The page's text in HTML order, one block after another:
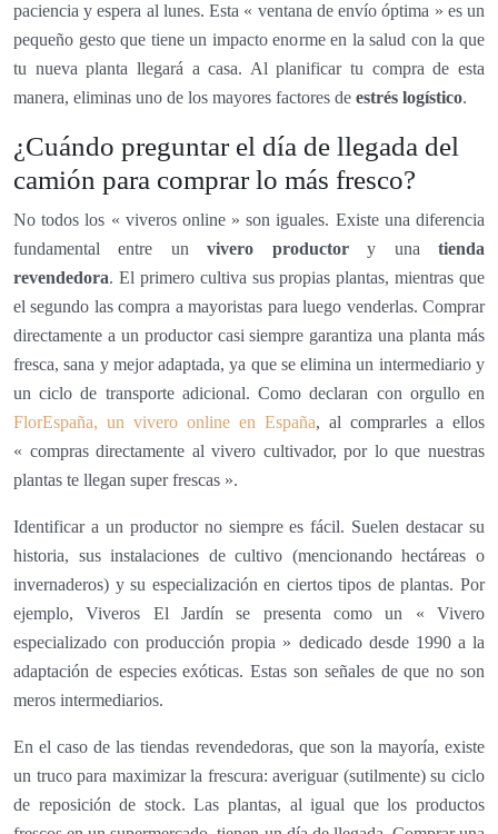
paciencia y espera al lunes. Esta « ventana de envío óptima » es un
pequeño gesto que tiene un impacto enorme en la salud con la que
tu nueva planta llegará a casa. Al planificar tu compra de esta
manera, eliminas uno de los mayores factores de estrés logístico.
¿Cuándo preguntar el día de llegada del
camión para comprar lo más fresco?
No todos los « viveros online » son iguales. Existe una diferencia
fundamental entre unvivero productory unatienda
revendedora. El primero cultiva sus propias plantas, mientras que
el segundo las compra a mayoristas para luego venderlas. Comprar
directamente a un productor casi siempre garantiza una planta más
fresca, sana y mejor adaptada, ya que se elimina un intermediario y
un ciclo de transporte adicional. Como declaran con orgullo en
FlorEspaña, un vivero online en España, al comprarles a ellos
« compras directamente al vivero cultivador, por lo que nuestras
plantas te llegan super frescas ».
Identificar a un productor no siempre es fácil. Suelen destacar su
historia, sus instalaciones de cultivo (mencionando hectáreas o
invernaderos) y su especialización en ciertos tipos de plantas. Por
ejemplo, Viveros El Jardín se presenta como un « Vivero
especializado con producción propia » dedicado desde 1990 a la
adaptación de especies exóticas. Estas son señales de que no son
meros intermediarios.
En el caso de las tiendas revendedoras, que son la mayoría, existe
un truco para maximizar la frescura: averiguar (sutilmente) su ciclo
de reposición de stock. Las plantas, al igual que los productos